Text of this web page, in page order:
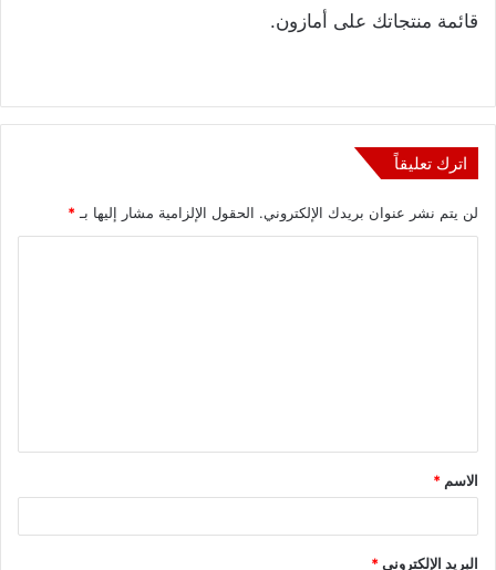
قائمة منتجاتك على أمازون.
اترك تعليقاً
لن يتم نشر عنوان بريدك الإلكتروني. الحقول الإلزامية مشار إليها بـ *
ق
*
الاسم *
البريد الإلكتروني*